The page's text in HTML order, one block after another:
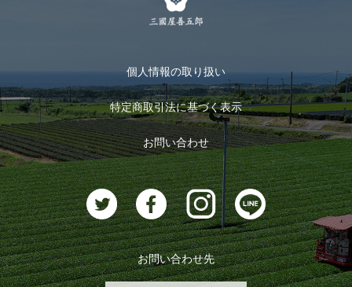
個人情報の取り扱い
特定商取引法に基づく表示
お問い合わせ
お問い合わせ先